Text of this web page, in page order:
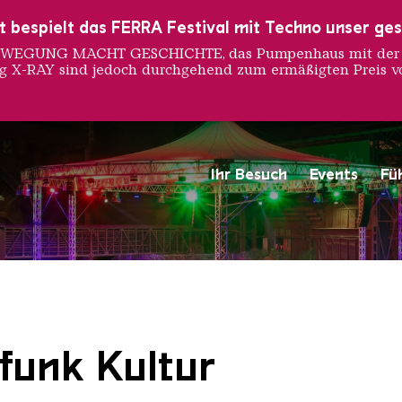
Ihr Besuch Events
Saarländischen
Kultur
bespielt das FERRA Festival mit Techno unser
MACHT GESCHICHTE, das Pumpenhaus mit
RAY sind jedoch durchgehend zum ermäßigten Preis